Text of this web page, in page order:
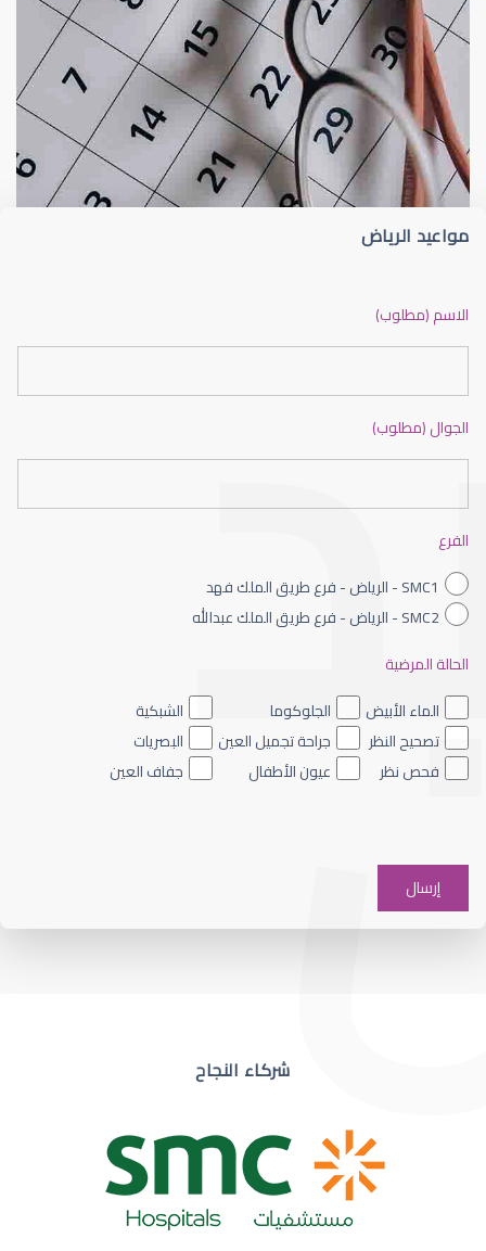
قلوبال لرعاية العين ضعف نظر
ضعف نظر الاطفال
ضعف نظر العين اليسرى
ضعف نظر مفاجئ
مواعيد الرياض
الاسم (مطلوب)
الجوال (مطلوب)
الفرع
SMC1 - الرياض - فرع طريق الملك فهد
SMC2 - الرياض - فرع طريق الملك عبدالله
الحالة المرضية
الماء الأبيض
الجلوكوما
الشبكية
تصحيح النظر
جراحة تجميل العين
البصريات
فحص نظر
عيون الأطفال جفاف العين
شركاء النجاح